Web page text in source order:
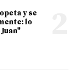
y se
lo